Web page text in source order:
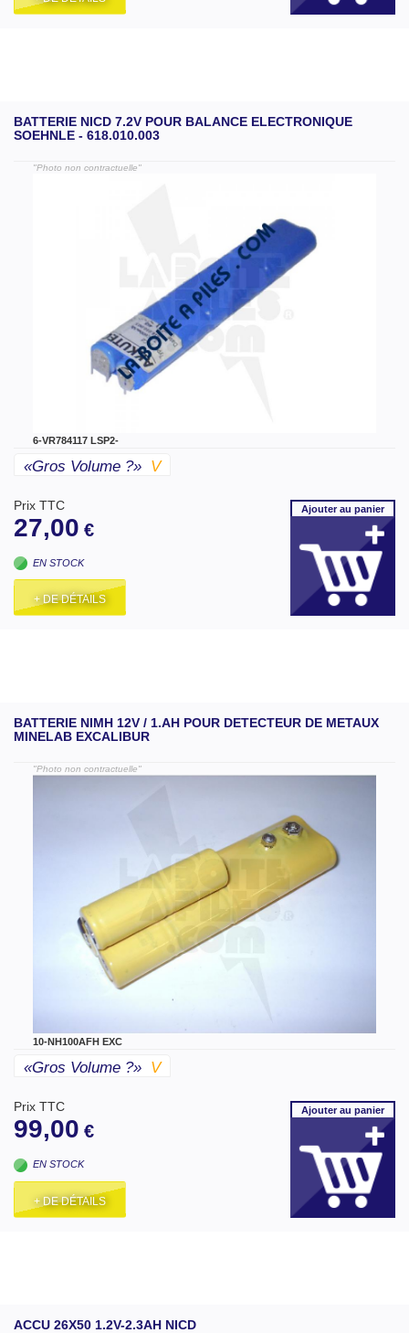
BATTERIE NICD 7.2V POUR BALANCE ELECTRONIQUE
SOEHNLE - 618.010.003
"Photo non contractuelle"
6-VR784117 LSP2-
«gros Volume ?» V
Prix TTC
27,00 €
EN STOCK
+ DE DÉTAILS
Ajouterau panier
BATTERIE NIMH 12V / 1.AH POUR DETECTEUR DE METAUX
MINELAB EXCALIBUR
"Photo non contractuelle"
10-NH100AFH EXC
«gros Volume ?» V
Prix TTC
99,00 €
EN STOCK
+ DE DÉTAILS
Ajouterau panier
ACCU 26X50 1.2V-2.3AH NICD